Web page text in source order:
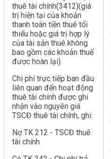
thuê tài chính(3412)(giá
trị hiện tại của khoản
thanh toán tiền thuê tối
thiểu hoặc giá trị hợp lý
của tài sản thuê không
bao gồm các khoản thuế
được hoàn lại).
Chi phí trực tiếp ban đầu
liên quan đến hoạt động
thuê tài chính được ghi
nhận vào nguyên giá
TSCĐ thuê tài chính, ghi:
Nợ TK 212 - TSCĐ thuê
tài chính